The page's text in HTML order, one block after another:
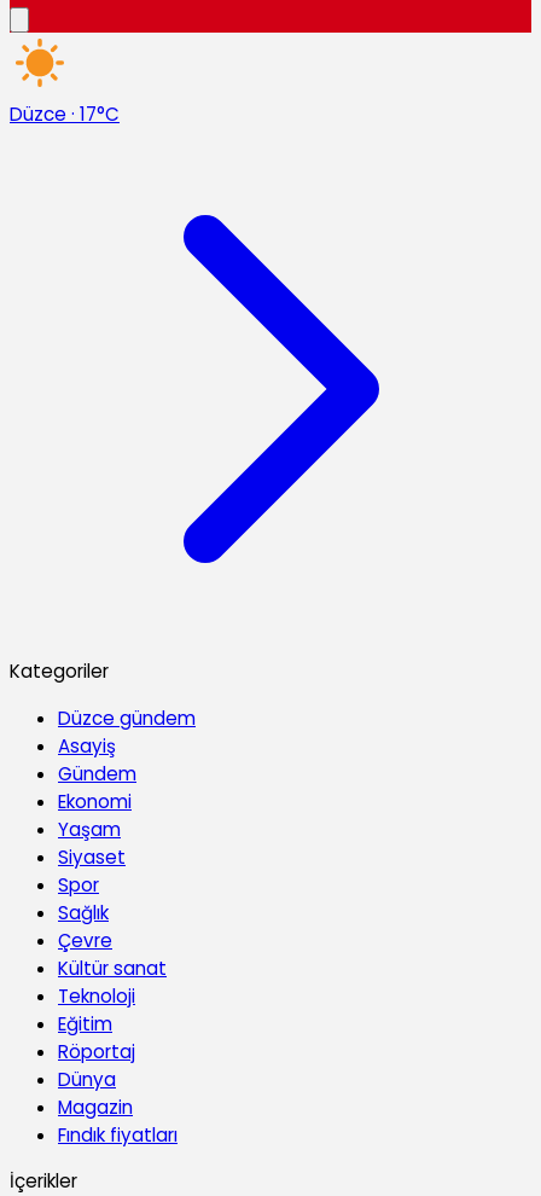
Düzce · 17°C
Kategoriler
Düzce gündem
Asayiş
Gündem
Ekonomi
Yaşam
Siyaset
Spor
Sağlık
Çevre
Kültür sanat
Teknoloji
Eğitim
Röportaj
Dünya
Magazin
Fındık fiyatları
İçerikler